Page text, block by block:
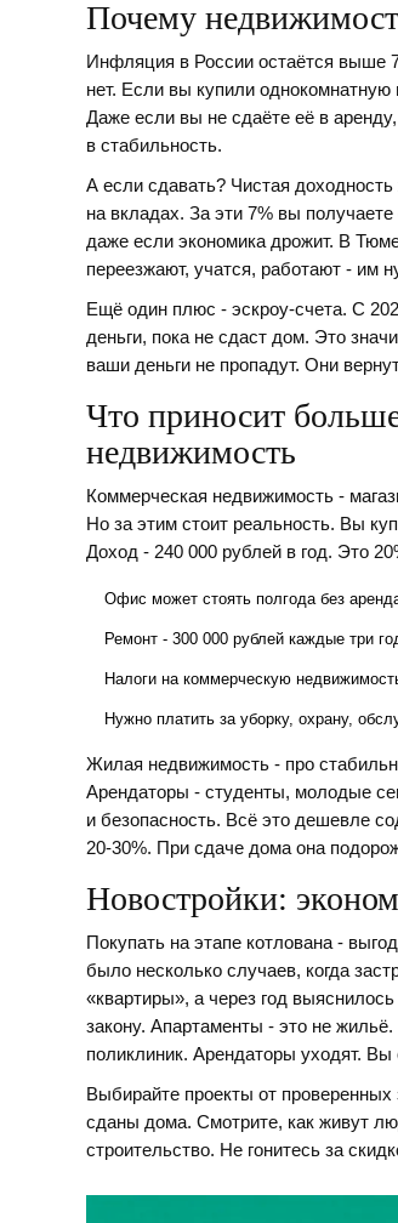
Почему
Инфляция в России остаётся выше
нет. Если вы купили
Даже если вы не сдаёте её в
в стабильность.
А если сдавать? Чистая
на вкладах. За эти 7% вы
даже если экономика дрожит. В
переезжают, учатся, работают - им
Ещё один плюс - эскроу-счета. С
деньги, пока не сдаст дом. Это
ваши деньги не пропадут. Они
Что приносит
недвижимость
Коммерческая недвижимость -
Но за этим стоит реальность. Вы
Доход - 240 000 рублей в год. Это
Офис может стоять полгода без
Ремонт - 300 000 рублей каждые три
Налоги на коммерческую
Нужно платить за уборку, охрану,
Жилая недвижимость - про
Арендаторы - студенты, молодые
и безопасность. Всё это дешевле
20-30%. При сдаче дома она
Новостройки:
Покупать на этапе котлована -
было несколько случаев, когда
«квартиры», а через год
закону. Апартаменты - это не
поликлиник. Арендаторы уходят. Вы
Выбирайте проекты от
сданы дома. Смотрите, как живут
строительство. Не гонитесь за